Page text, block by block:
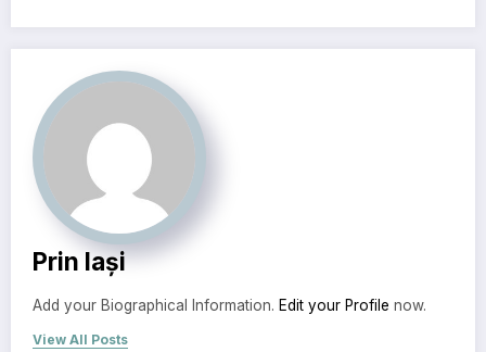
Prin Iași
Add your Biographical Information. Edit your Profile now.
View All Posts